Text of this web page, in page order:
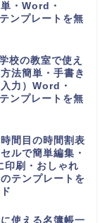
勝ち上がりの
わかりやすいト
リー素材・
のテンプレ
ス座席表（お
配席図）貸し切
の高速や夜行バ
・PDFのテン